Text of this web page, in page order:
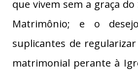
que vivem sem a graça
Matrimônio; e o
suplicantes de
matrimonial perante à